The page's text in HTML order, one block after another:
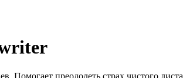
Помогает преодолеть страх чистого